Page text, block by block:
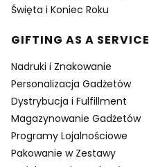
Święta i Koniec Roku
GIFTING AS A SERVICE
Nadruki i Znakowanie
Personalizacja Gadżetów
Dystrybucja i Fulfillment
Magazynowanie Gadżetów
Programy Lojalnościowe
Pakowanie w Zestawy